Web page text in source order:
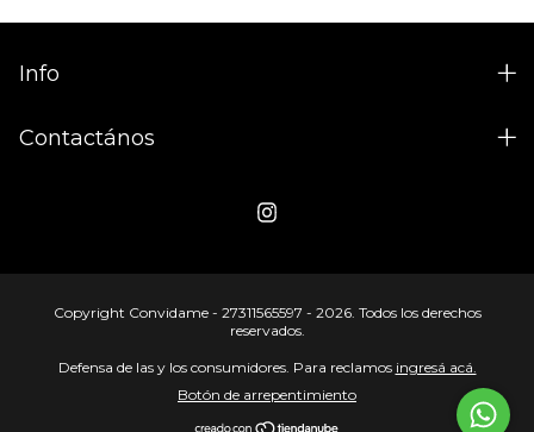
Info
Contactános
Copyright Convidame - 27311565597 - 2026. Todos los derechos
reservados.
Defensa de las y los consumidores. Para reclamos ingresá acá.
Botón de arrepentimiento